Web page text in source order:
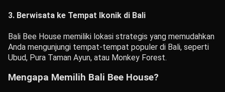
3. Berwisata ke Tempat Ikonik di Bali
Bali Bee House memiliki lokasi strategis yang memudahkan
Anda mengunjungi tempat-tempat populer di Bali, seperti
Ubud, Pura Taman Ayun, atau Monkey Forest.
Mengapa Memilih Bali Bee House?